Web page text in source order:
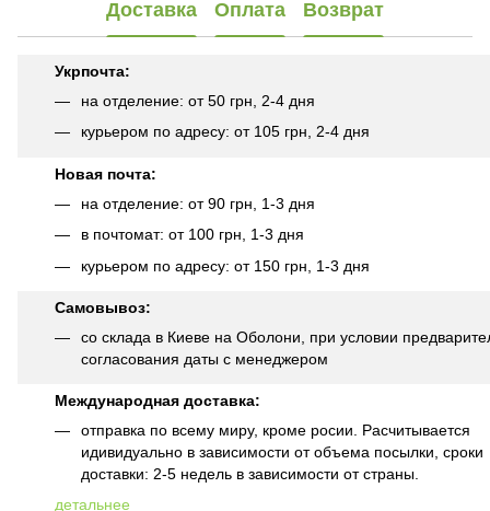
Доставка Оплата Возврат
Укрпочта:
на отделение: от 50 грн, 2-4 дня
курьером по адресу: от 105 грн, 2-4 дня
Новая почта:
на отделение: от 90 грн, 1-3 дня
в почтомат: от 100 грн, 1-3 дня
курьером по адресу: от 150 грн, 1-3 дня
Самовывоз:
со склада в Киеве на Оболони, при условии
согласования даты с менеджером
Международная доставка:
отправка по всему миру, кроме росии. Расчитывается
идивидуально в зависимости от объема посылки, сроки
доставки: 2-5 недель в зависимости от страны.
детальнее